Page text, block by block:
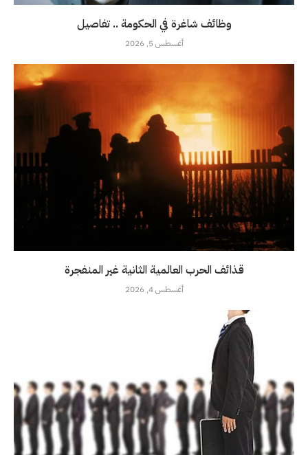
وظائف شاغرة في الحكومة .. تفاصيل
أغسطس 5, 2026
قذائف الحرب العالمية الثانية غير المنفجرة
أغسطس 4, 2026